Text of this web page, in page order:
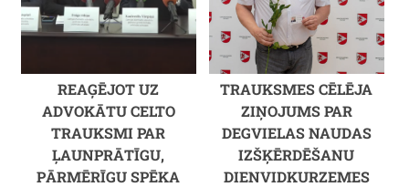
REAĢĒJOT UZ
ADVOKĀTU CELTO
TRAUKSMI PAR
ĻAUNPRĀTĪGU,
PĀRMĒRĪGU SPĒKA
TRAUKSMES CĒLĒJA
ZIŅOJUMS PAR
DEGVIELAS NAUDAS
IZŠĶĒRDĒŠANU
DIENVIDKURZEMES